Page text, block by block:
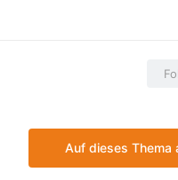
Auf dieses Thema